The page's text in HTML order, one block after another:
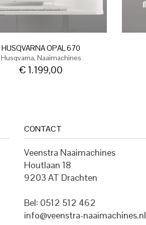
HUSQVARNA OPAL 670
Husqvarna, Naaimachines
€1.199,00
CONTACT
Veenstra Naaimachines
Houtlaan 18
9203 AT Drachten
Bel: 0512 512 462
info@veenstra-naaimachines.nl